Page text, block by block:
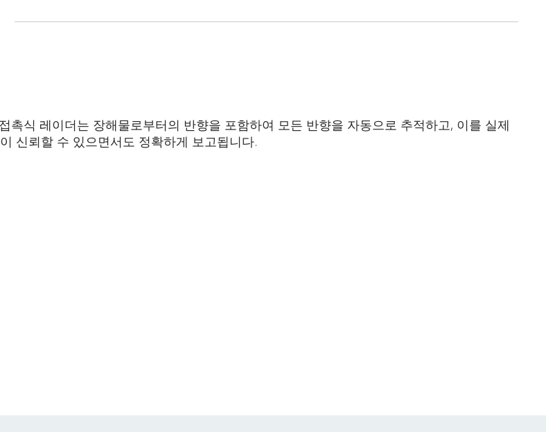
식 레이더는 장해물로부터의 반향을 포함하여 모든 반향을 자동으로 추적하고, 이를 실제
신뢰할 수 있으면서도 정확하게 보고됩니다.